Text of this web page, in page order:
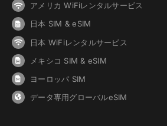
アメリカ WiFiレンタルサービス
日本 SIM & eSIM
日本 WiFiレンタルサービス
メキシコ SIM & eSIM
ヨーロッパ SIM
データ専用グローバルeSIM